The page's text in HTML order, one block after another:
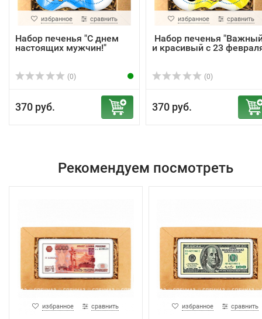
избранное сравнить
Набор печенья "С днем
настоящих мужчин!"
(0)
370 руб.
избранное сравнить
Набор печенья
и красивый с 23
(0)
370 руб.
Рекомендуем посмотреть
избранное сравнить избранное сравнить